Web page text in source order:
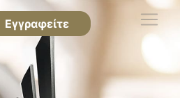
Εγγραφείτε